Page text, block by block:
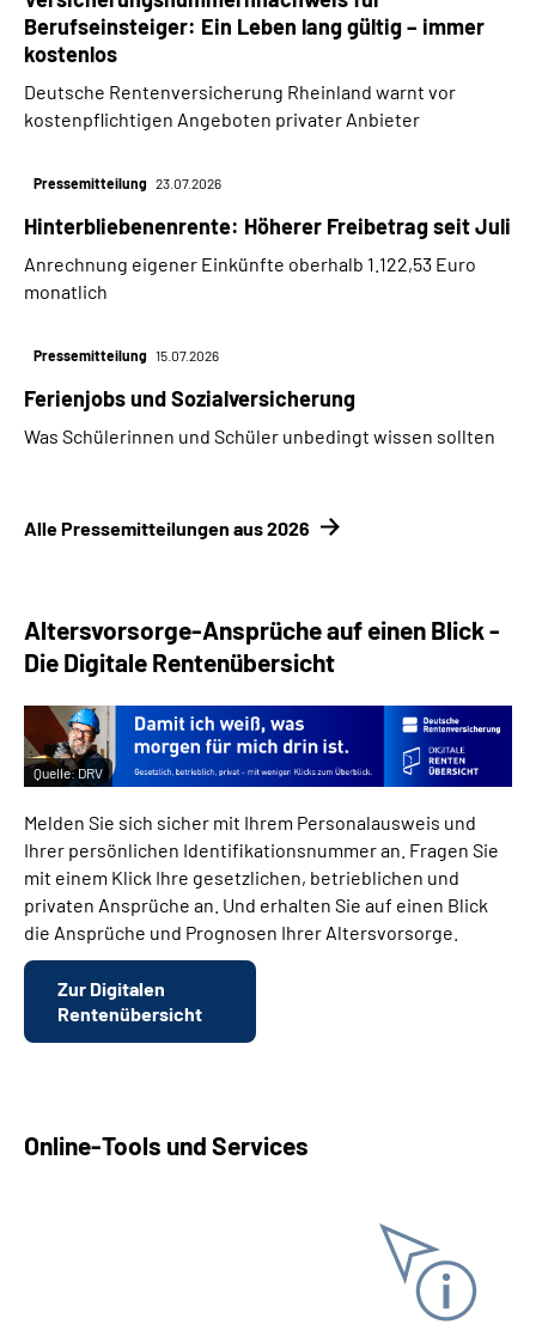
Berufseinsteiger: Ein Leben lang gültig – immer
kostenlos
Deutsche Rentenversicherung Rheinland warnt vor
kostenpflichtigen Angeboten privater Anbieter
Pressemitteilung 23.07.2026
Hinterbliebenenrente: Höherer Freibetrag seit Juli
Anrechnung eigener Einkünfte oberhalb 1.122,53 Euro
monatlich
Pressemitteilung 15.07.2026
Ferienjobs und Sozialversicherung
Was Schülerinnen und Schüler unbedingt wissen sollten
Alle Pressemitteilungen aus 2026
Altersvorsorge-Ansprüche auf einen Blick -
Die Digitale Rentenübersicht
Quelle:DRV
Melden Sie sich sicher mit Ihrem Personalausweis und
Ihrer persönlichen Identifikationsnummer an. Fragen Sie
mit einem Klick Ihre gesetzlichen, betrieblichen und
privaten Ansprüche an. Und erhalten Sie auf einen Blick
die Ansprüche und Prognosen Ihrer Altersvorsorge.
Zur Digitalen
Rentenübersicht
Online-Tools und Services